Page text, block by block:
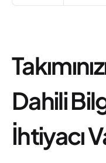
Dahili
İhtiyacı